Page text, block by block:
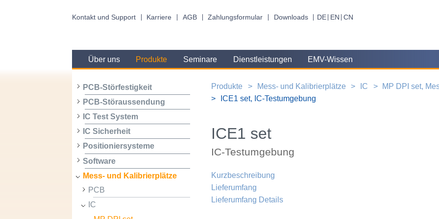
Kontakt und Support Karriere AGB Zahlungsformular Downloads DE EN CN
Über uns Produkte Seminare Dienstleistungen EMV-Wissen
PCB-Störfestigkeit
PCB-Störaussendung
IC Test System
IC Sicherheit
Positioniersysteme
Software
Mess- und Kalibrierplätze
PCB
IC
Produkte Mess- und Kalibrierplätze IC
MP DPI set,
ICE1 set, IC-Testumgebung
ICE1 set
IC-Testumgebung
Kurzbeschreibung
Lieferumfang
Lieferumfang Details